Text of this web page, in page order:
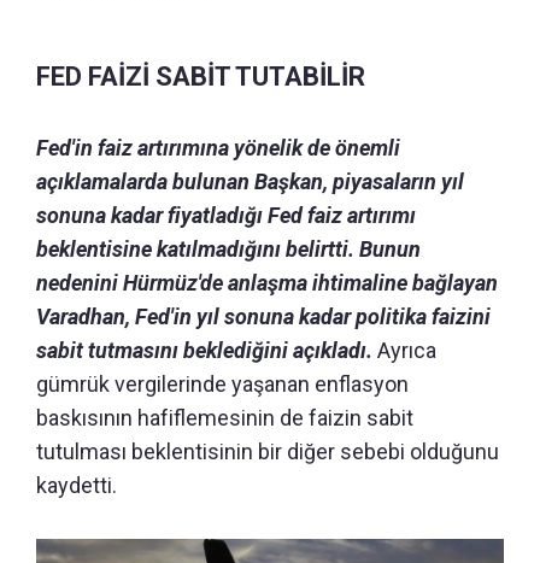
FED FAİZİ SABİT TUTABİLİR
Fed'in faiz artırımına yönelik de önemli
açıklamalarda bulunan Başkan, piyasaların yıl
sonuna kadar fiyatladığı Fed faiz artırımı
beklentisine katılmadığını belirtti. Bunun
nedenini Hürmüz'de anlaşma ihtimaline bağlayan
Varadhan, Fed'in yıl sonuna kadar politika faizini
sabit tutmasını beklediğini açıkladı. Ayrıca
gümrük vergilerinde yaşanan enflasyon
baskısının hafiflemesinin de faizin sabit
tutulması beklentisinin bir diğer sebebi olduğunu
kaydetti.